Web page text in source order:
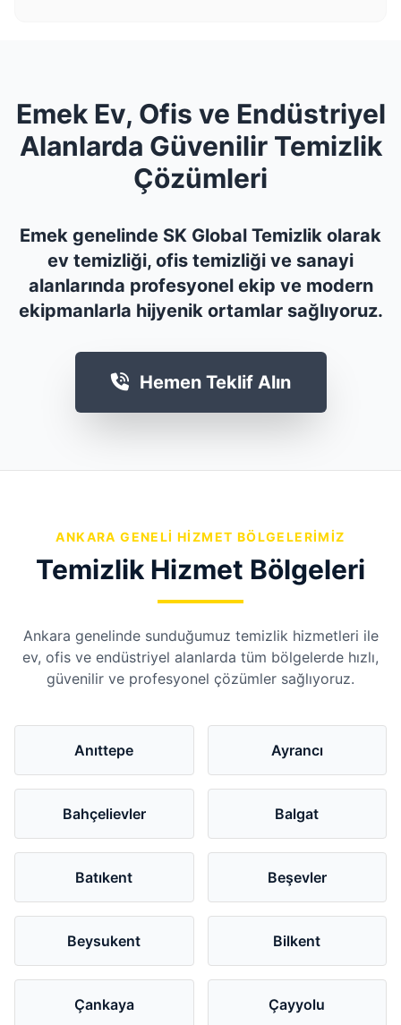
Emek Ev, Ofis ve Endüstriyel
Alanlarda Güvenilir Temizlik
Çözümleri
Emek genelinde SK Global Temizlik olarak
ev temizliği, ofis temizliği ve sanayi
alanlarında profesyonel ekip ve modern
ekipmanlarla hijyenik ortamlar sağlıyoruz.
Hemen Teklif Alın
ANKARA GENELI HIZMET BÖLGELERIMIZ
Temizlik Hizmet Bölgeleri
Ankara genelinde sunduğumuz temizlik hizmetleri ile
ev, ofis ve endüstriyel alanlarda tüm bölgelerde hızlı,
güvenilir ve profesyonel çözümler sağlıyoruz.
Anıttepe Ayrancı
Bahçelievler Balgat
Batıkent Beşevler
Beysukent Bilkent
Çankaya Çayyolu